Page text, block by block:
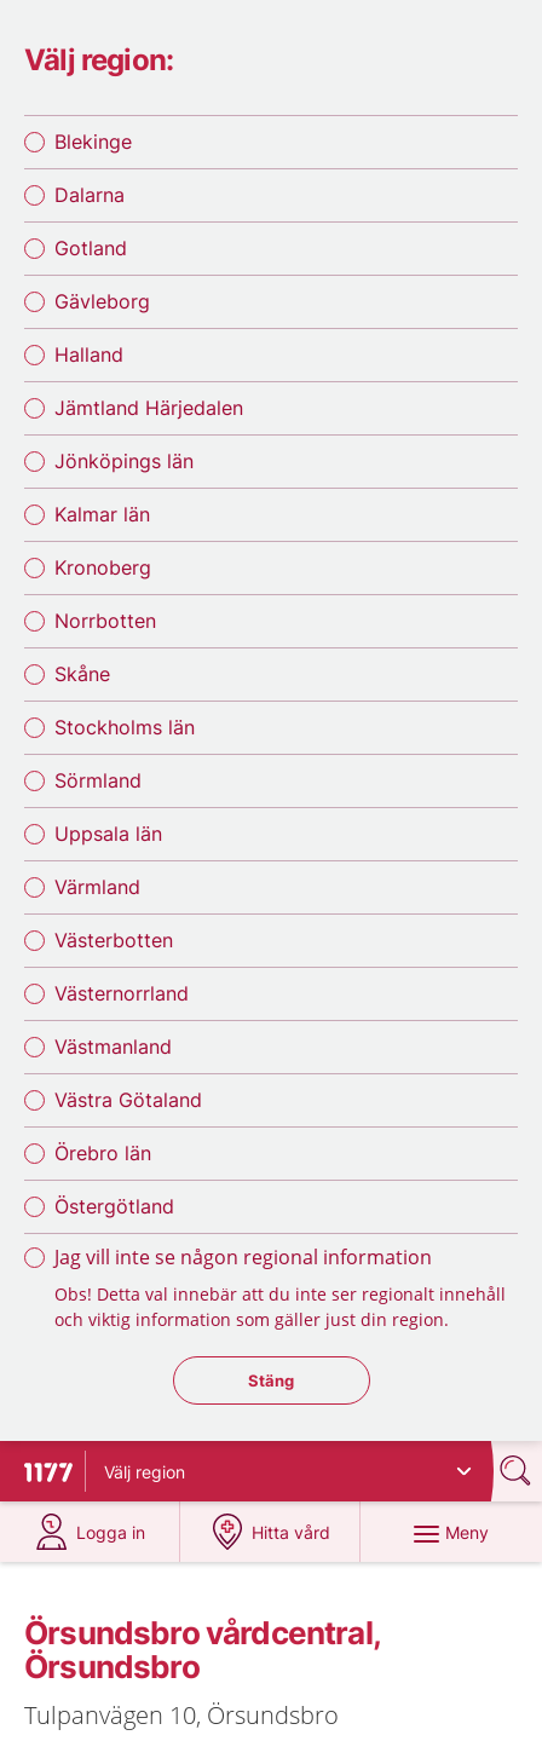
Välj region:
Blekinge
Dalarna
Gotland
Gävleborg
Halland
Jämtland Härjedalen
Jönköpings län
Kalmar län
Kronoberg
Norrbotten
Skåne
Stockholms län
Sörmland
Uppsala län
Värmland
Västerbotten
Västernorrland
Västmanland
Västra Götaland
Örebro län
Östergötland
Jag vill inte se någon regional information
Obs! Detta val innebär att du inte ser regionalt innehåll
och viktig information som gäller just din region.
Stäng regionsväljaren
Stäng
Till startsidan för 1177
Välj region
Logga in
på 1177.se
Hitta vård
på 1177.se
Meny
Örsundsbro vårdcentral,
Örsundsbro
Tulpanvägen 10, Örsundsbro